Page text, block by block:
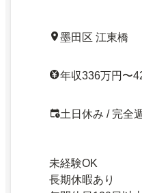
墨田区 江東橋
年収336万円〜
土日休み / 完全
未経験OK
長期休暇あり